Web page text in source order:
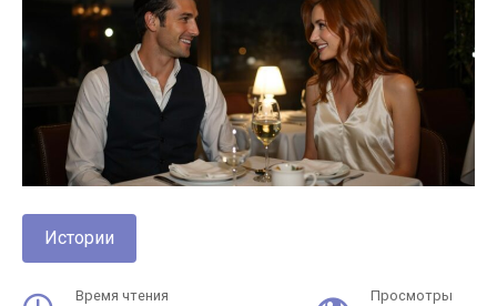
Истории
Время чтения Просмотры